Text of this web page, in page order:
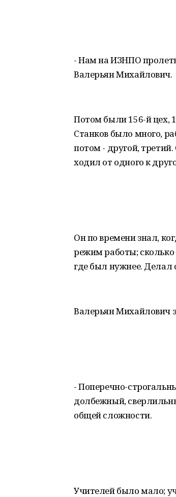
- Нам на ИЗНПО
Валерьян Михайлович.
Потом были 156-й цех,
Станков было много,
потом - другой,
ходил от одного к
Он по времени знал,
режим работы; сколько
где был нужнее.
Валерьян Михайлович
- Поперечно-
долбежный,
общей сложности.
Учителей было мало;